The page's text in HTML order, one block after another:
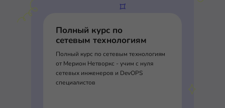
Полный курс по
сетевым технологиям
Полный курс по сетевым технологиям
от Мерион Нетворкс - учим с нуля
сетевых инженеров и DevOPS
специалистов